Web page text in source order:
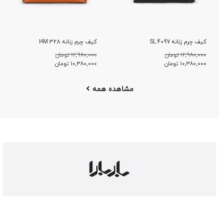
کیف چرم زنانه SL 4097
۱۲,۹۸۰,۰۰۰ تومان
۱۰,۳۸۰,۰۰۰ تومان
کیف چرم زنانه HM 328
۱۲,۹۸۰,۰۰۰ تومان
۱۰,۳۸۰,۰۰۰ تومان
مشاهده همه